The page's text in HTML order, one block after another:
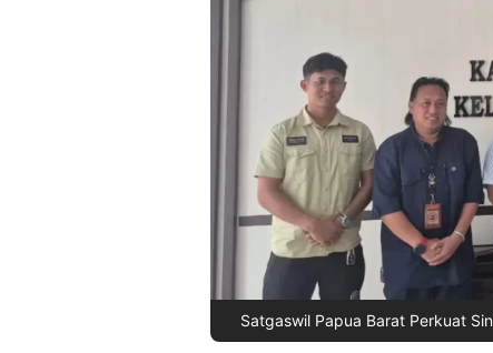
Satgaswil Papua Barat Perkuat